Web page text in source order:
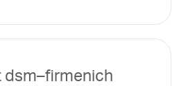
dsm–firmenich